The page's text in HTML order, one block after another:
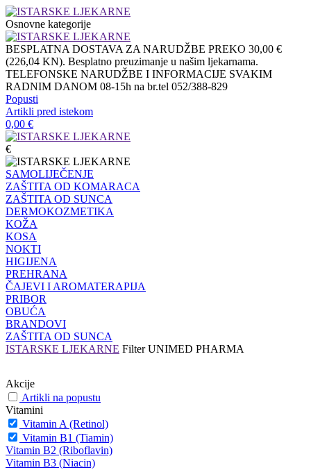
Osnovne kategorije
BESPLATNA DOSTAVA ZA NARUDŽBE PREKO 30,00 €
(226,04 KN). Besplatno preuzimanje u našim ljekarnama.
TELEFONSKE NARUDŽBE I INFORMACIJE SVAKIM
RADNIM DANOM 08-15h na br.tel 052/388-829
Popusti
Artikli pred istekom
0,00 €
€
SAMOLIJEČENJE
ZAŠTITA OD KOMARACA
ZAŠTITA OD SUNCA
DERMOKOZMETIKA
KOŽA
KOSA
NOKTI
HIGIJENA
PREHRANA
ČAJEVI I AROMATERAPIJA
PRIBOR
OBUĆA
BRANDOVI
ZAŠTITA OD SUNCA
ISTARSKE LJEKARNE Filter UNIMED PHARMA
Akcije
Artikli na popustu
Vitamini
Vitamin A (Retinol)
Vitamin B1 (Tiamin)
Vitamin B2 (Riboflavin)
Vitamin B3 (Niacin)